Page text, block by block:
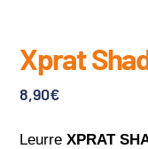
Xprat
8,90€
LeurreXPRAT